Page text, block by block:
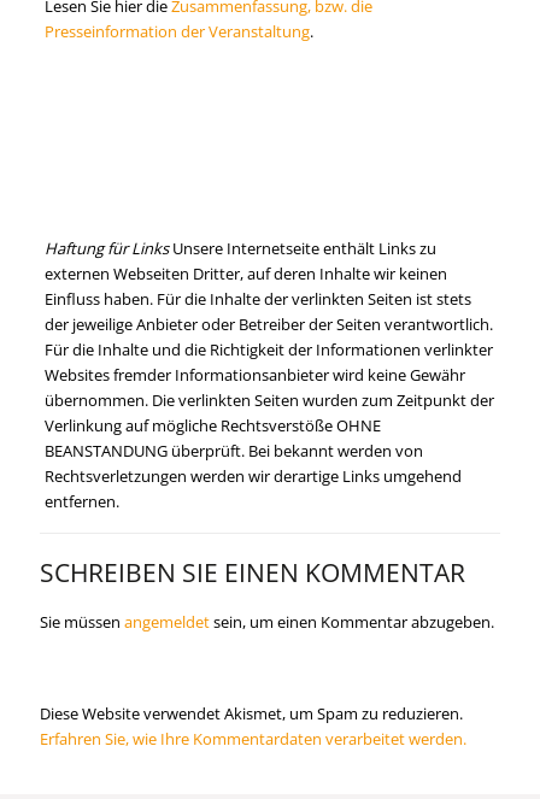
Lesen Sie hier dieZusammenfassung, bzw. die
Presseinformation der Veranstaltung.
Haftung für LinksUnsere Internetseite enthält Links zu
externen Webseiten Dritter, auf deren Inhalte wir keinen
Einfluss haben. Für die Inhalte der verlinkten Seiten ist stets
der jeweilige Anbieter oder Betreiber der Seiten verantwortlich.
Für die Inhalte und die Richtigkeit der Informationen verlinkter
Websites fremder Informationsanbieter wird keine Gewähr
übernommen. Die verlinkten Seiten wurden zum Zeitpunkt der
Verlinkung auf mögliche Rechtsverstöße OHNE
BEANSTANDUNG überprüft. Bei bekannt werden von
Rechtsverletzungen werden wir derartige Links umgehend
entfernen.
SCHREIBEN SIE EINEN KOMMENTAR
Sie müssen angemeldetsein, um einen Kommentar abzugeben.
Diese Website verwendet Akismet, um Spam zu reduzieren.
Erfahren Sie, wie Ihre Kommentardaten verarbeitet werden.